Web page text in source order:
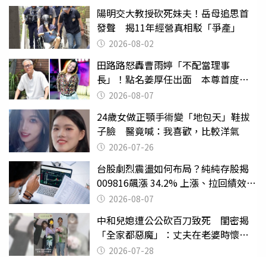
陽明交大教授砍死妹夫！岳母追思首
發聲 揭11年經營真相駁「爭產」
2026-08-02
田路路怒轟曹雨婷「不配當理事
長」！點名姜厚任出面 本尊首度回
應了2026-08-07
24歲女做正顎手術變「地包天」鞋拔
子臉 醫竟喊：我喜歡，比較洋氣
2026-07-26
台股劇烈震盪如何布局？純純存股揭
009816飆漲 34.2% 上漲、拉回績效勝
主動式ETF
2026-08-07
中和兒媳遭公公砍百刀致死 閨密揭
「全家都惡魔」：丈夫在老婆時懷孕
摔東西
2026-07-28